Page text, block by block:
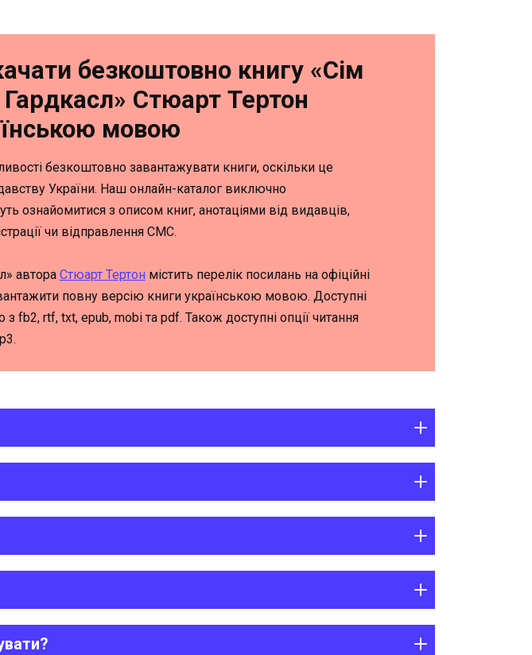
безкоштовно книгу «Сім
Стюарт Тертон
мовою
безкоштовно завантажувати книги, оскільки це
України. Наш онлайн-каталог виключно
ознайомитися з описом книг, анотаціями від видавців,
чи відправлення СМС.
автора Стюарт Тертон містить перелік посилань на офіційні
повну версію книги українською мовою. Доступні
fb2, rtf, txt, epub, mobi та pdf. Також доступні опції читання